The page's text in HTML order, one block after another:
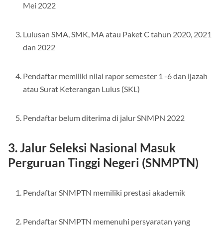
Mei 2022
Lulusan SMA, SMK, MA atau Paket C tahun 2020, 2021
dan 2022
Pendaftar memiliki nilai rapor semester 1 -6 dan ijazah
atau Surat Keterangan Lulus (SKL)
Pendaftar belum diterima di jalur SNMPN 2022
3. Jalur Seleksi Nasional Masuk
Perguruan Tinggi Negeri (SNMPTN)
Pendaftar SNMPTN memiliki prestasi akademik
Pendaftar SNMPTN memenuhi persyaratan yang